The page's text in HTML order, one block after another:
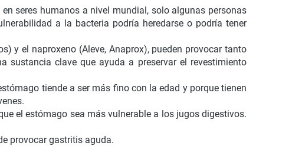
seres humanos a nivel mundial, solo algunas personas
a la bacteria podría heredarse o podría tener
y el naproxeno (Aleve, Anaprox), pueden provocar tanto
sustancia clave que ayuda a preservar el revestimiento
tiende a ser más fino con la edad y porque tienen
el estómago sea más vulnerable a los jugos digestivos.
provocar gastritis aguda.